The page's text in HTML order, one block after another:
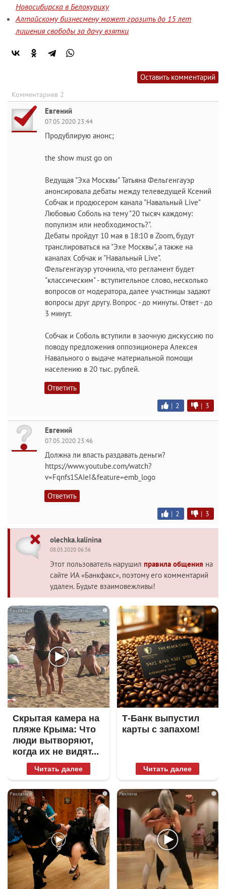
Новосибирска в Белокуриху
Алтайскому бизнесмену может грозить до 15 лет
лишения свободы за дачу взятки
Оставить комментарий
Комментариев 2
Евгений
07.05.2020 23:44
Продублирую анонс;
the show must go on
Ведущая "Эха Москвы" Татьяна Фельгенгауэр
анонсировала дебаты между телеведущей Ксений
Собчак и продюсером канала "Навальный Live"
Любовью Соболь на тему "20 тысяч каждому:
популизм или необходимость?".
Дебаты пройдут 10 мая в 18:10 в Zoom, будут
транслироваться на "Эхе Москвы", а также на
каналах Собчак и "Навальный Live".
Фельгенгауэр уточнила, что регламент будет
"классическим" - вступительное слово, несколько
вопросов от модератора, далее участницы задают
вопросы друг другу. Вопрос - до минуты. Ответ - до
3 минут.
Собчак и Соболь вступили в заочную дискуссию по
поводу предложения оппозиционера Алексея
Навального о выдаче материальной помощи
населению в 20 тыс. рублей.
Ответить
| 2 | 3
Евгений
07.05.2020 23:46
Должна ли власть раздавать деньги?
https://www.youtube.com/watch?
v=Fqnfs1SAIeI&feature=emb_logo
Ответить
| 2 | 3
olechka.kalinina
08.05.2020 06:36
Этот пользователь нарушил правила общения на
сайте ИА «Банкфакс», поэтому его комментарий
удален. Будьте взаимовежливы!
i
Скрытая камера на
пляже Крыма: Что
люди вытворяют,
когда их не видят...
Читать далее
i
Т-Банк выпустил
карты с запахом!
Читать далее
i i